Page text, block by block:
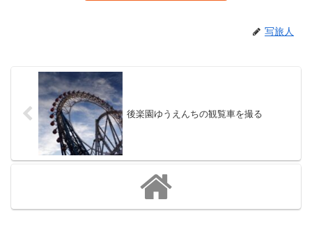
写旅人
後楽園ゆうえんちの観覧車を撮る